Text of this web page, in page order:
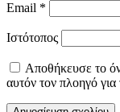
Email *
Ιστότοπος
Αποθήκευσε το
αυτόν τον πλοηγό